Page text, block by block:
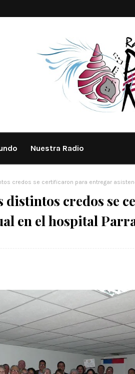
Nuestra Radio
credos se certificaron para entregar
distintos credos se
en el hospital